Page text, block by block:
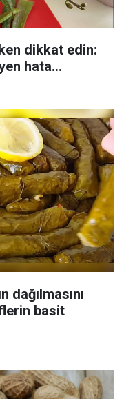
dikkat edin:
hata...
dağılmasını
basit